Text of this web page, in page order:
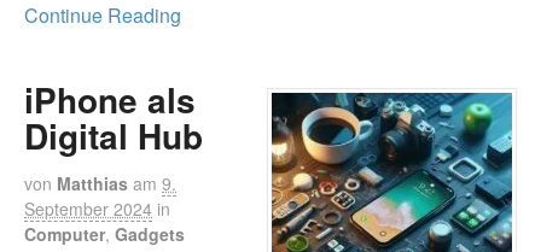
Continue Reading
iPhone als
Digital Hub
von Matthias am 9.
September 2024 in
Computer, Gadgets